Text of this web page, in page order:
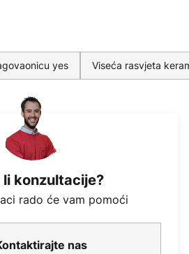
yes Viseća rasvjeta
li konzultacije?
rado će vam pomoći
nas